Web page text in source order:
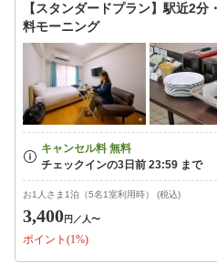
【スタンダードプラン】駅近2
料モーニング
お1人さま1泊（5名1室利用時） (税込)
3,400円 ／人〜
ポイント(1%)